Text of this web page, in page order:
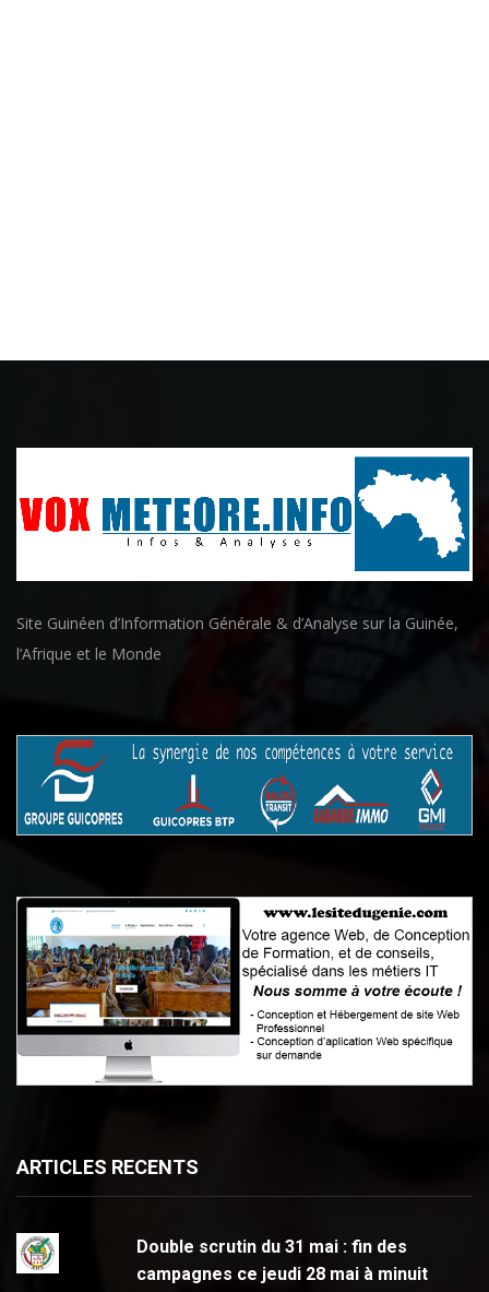
Site Guinéen d’Information Générale & d’Analyse sur la Guinée,
l’Afrique et le Monde
ARTICLES RECENTS
Double scrutin du 31 mai : fin des
campagnes ce jeudi 28 mai à minuit